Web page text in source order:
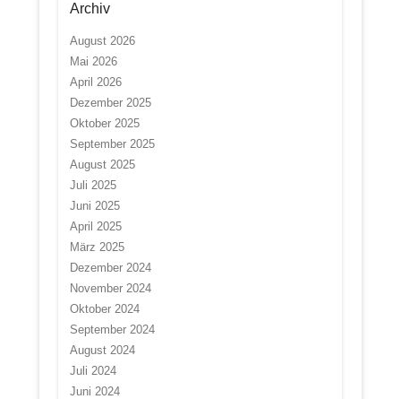
Archiv
August 2026
Mai 2026
April 2026
Dezember 2025
Oktober 2025
September 2025
August 2025
Juli 2025
Juni 2025
April 2025
März 2025
Dezember 2024
November 2024
Oktober 2024
September 2024
August 2024
Juli 2024
Juni 2024